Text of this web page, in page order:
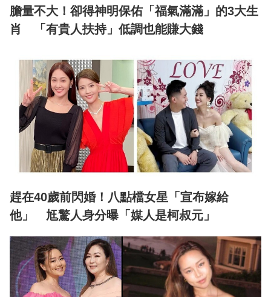
膽量不大！卻得神明保佑「福氣滿滿」的3大生
肖 「有貴人扶持」低調也能賺大錢
趕在40歲前閃婚！八點檔女星「宣布嫁給
他」 尪驚人身分曝「媒人是柯叔元」